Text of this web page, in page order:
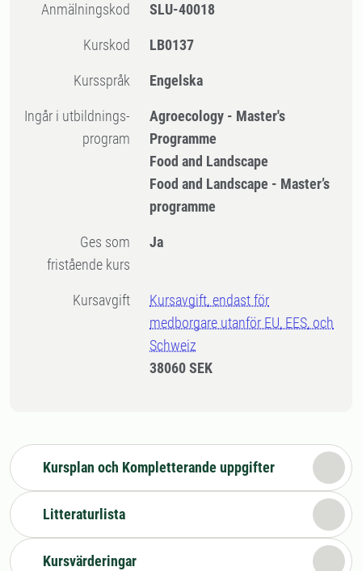
Anmälningskod SLU-40018
Kurskod LB0137
Kursspråk Engelska
Ingår i utbildnings-
program
Agroecology - Master's
Programme
Food and Landscape
Food and Landscape - Master’s
programme
Ges som
fristående kurs
Ja
Kursavgift
Kursavgift, endast för
medborgare utanför EU, EES, och
Schweiz
38060 SEK
Kursplan och Kompletterande uppgifter
Litteraturlista
Kursvärderingar